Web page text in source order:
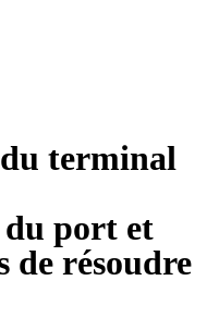
terminal
port et
de résoudre